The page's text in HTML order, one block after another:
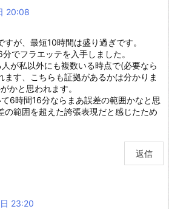
20:08
が、最短10時間は盛り過ぎです。
でフラエッテを入手しました。
が私以外にも複数いる時点で(必要なら
ます、こちらも証拠があるかは分かりま
かと思われます。
6時間16分ならまあ誤差の範囲かなと思
の範囲を超えた誇張表現だと感じたため
返信
23:20